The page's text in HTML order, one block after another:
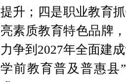
提升；四是职业教育
亮素质教育特色品牌
力争到2027年全面建
学前教育普及普惠县